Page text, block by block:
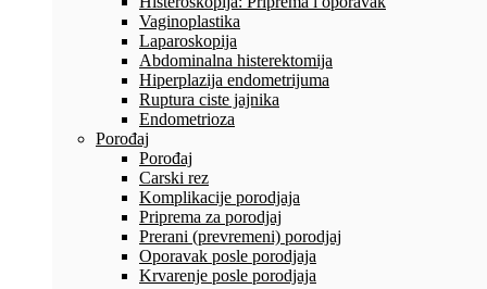
Vaginoplastika
Laparoskopija
Abdominalna histerektomija
Hiperplazija endometrijuma
Ruptura ciste jajnika
Endometrioza
Porođaj
Porođaj
Carski rez
Komplikacije porodjaja
Priprema za porodjaj
Prerani (prevremeni) porodjaj
Oporavak posle porodjaja
Krvarenje posle porodjaja